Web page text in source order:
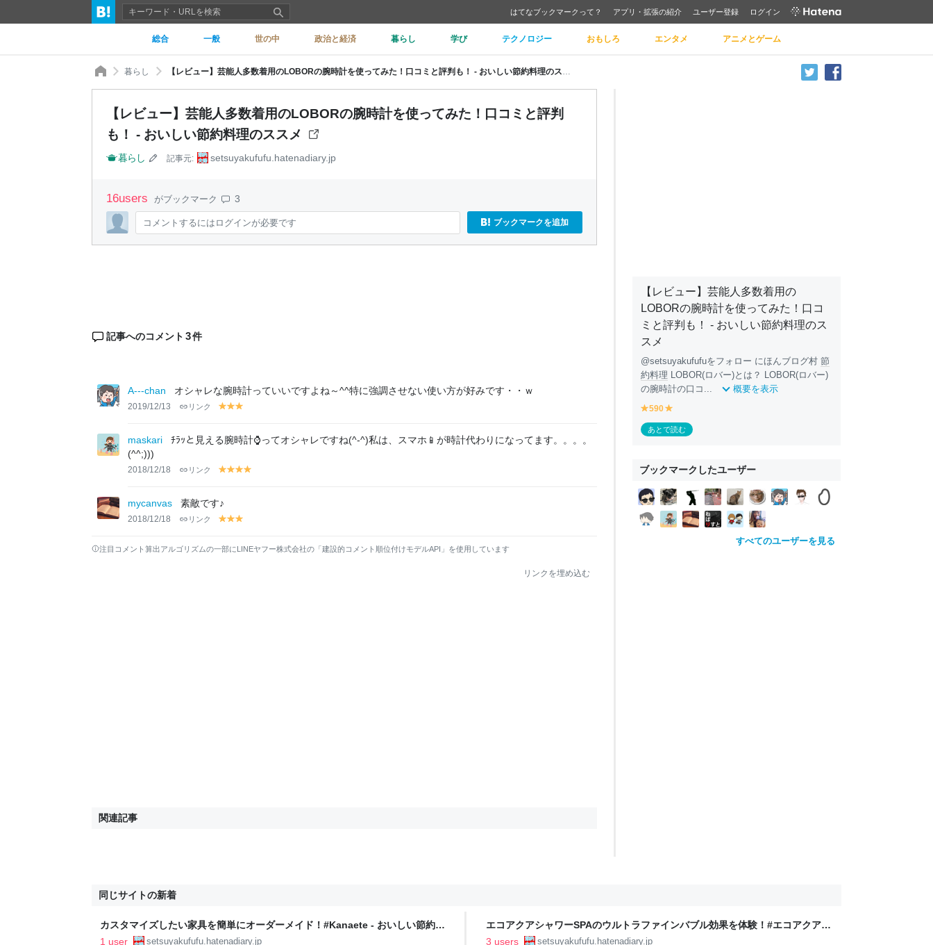
はてなブックマークって？ アプリ・拡張の紹介 ユーザー登録 ログイン
総合 一般 世の中 政治と経済 暮らし 学び テクノロジー おもしろ エンタメ アニメとゲーム
暮らし
【レビュー】芸能人多数着用のLOBORの腕時計を使ってみた！口コミと評判
も！ - おいしい節約料理のススメ
暮らし 記事元: setsuyakufufu.hatenadiary.jp
16users がブックマーク 3
コメントするにはログインが必要です ブックマークを追加
記事へのコメント 3件
A---chan オシャレな腕時計っていいですよね～^^特に強調させない使い方が好みです・・ｗ
2019/12/13 リンク
y
lo
y
lolo
maskari
ﾁﾗｯと見える腕時計⌚ってオシャレですね(^-^)私は、スマホ📱が時計代わりになってます。。。。
(^^;)))
2018/12/18 リンク
y
lo
w
y
w
y
w
mycanvas 素敵です♪
2018/12/18 リンク
y
lo
y
lolo
注目コメント算出アルゴリズムの一部にLINEヤフー株式会社の「建設的コメント順位付けモデルAPI」を使用しています
リンクを埋め込む
関連記事
【レビュー】芸能人多数着用の
LOBORの腕時計を使ってみた！口コ
ミと評判も！ - おいしい節約料理のス
スメ
@setsuyakufufuをフォロー にほんブログ村 節
約料理 LOBOR(ロバー)とは？ LOBOR(ロバー)
の腕時計の口コ...
概要を表示
y
e
ll
590
e
ll
あとで読む
ブックマークしたユーザー
すべてのユーザーを見る
同じサイトの新着
カスタマイズしたい家具を簡単にオーダーメイド！#Kanaete - おいしい節約料
理のススメ
1 user setsuyakufufu.hatenadiary.jp
エコアクアシャワーSPAのウルトラファインバブル効果を体験！#エコアクアシ
ャワーSPA #PR ＃ウルトラファインバブル - おいしい節約料理のススメ
3 users setsuyakufufu.hatenadiary.jp